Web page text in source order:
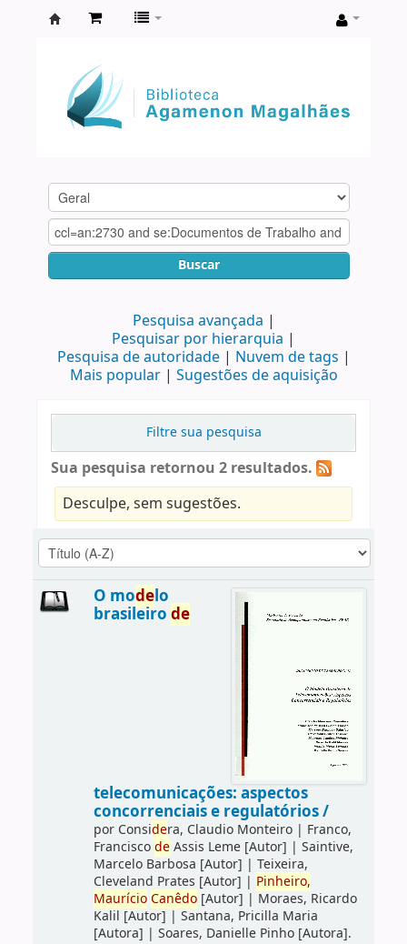
Agamenon
Magalhães
Buscar
Pesquisa avançada
Pesquisar por hierarquia
Pesquisa de autoridade
Nuvem de tags
Mais popular
Sugestões de aquisição
Filtre sua pesquisa
Sua pesquisa retornou 2 resultados.
Desculpe, sem sugestões.
O modelo
brasileiro de
telecomunicações: aspectos
concorrenciais e regulatórios /
por Considera, Claudio Monteiro| Franco,
FranciscodeAssis Leme[Autor] | Saintive,
Marcelo Barbosa [Autor] | Teixeira,
Cleveland Prates [Autor] | Pinheiro,
Maurício Canêdo[Autor] | Moraes, Ricardo
Kalil [Autor] | Santana, Pricilla Maria
[Autora] | Soares, Danielle Pinho[Autora].